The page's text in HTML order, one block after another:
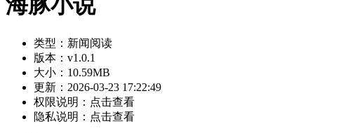
海豚小说
类型： 新闻阅读
版本： v1.0.1
大小： 10.59MB
更新： 2026-03-23 17:22:49
权限说明： 点击查看
隐私说明： 点击查看